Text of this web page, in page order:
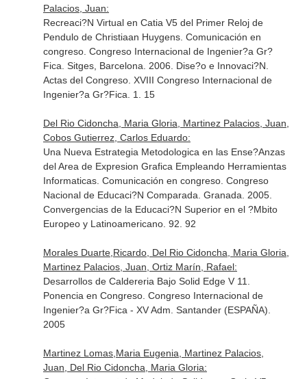
Palacios, Juan:
Recreaci?N Virtual en Catia V5 del Primer Reloj de
Pendulo de Christiaan Huygens. Comunicación en
congreso. Congreso Internacional de Ingenier?a Gr?
Fica. Sitges, Barcelona. 2006. Dise?o e Innovaci?N.
Actas del Congreso. XVIII Congreso Internacional de
Ingenier?a Gr?Fica. 1. 15
Del Rio Cidoncha, Maria Gloria, Martinez Palacios, Juan,
Cobos Gutierrez, Carlos Eduardo:
Una Nueva Estrategia Metodologica en las Ense?Anzas
del Area de Expresion Grafica Empleando Herramientas
Informaticas. Comunicación en congreso. Congreso
Nacional de Educaci?N Comparada. Granada. 2005.
Convergencias de la Educaci?N Superior en el ?Mbito
Europeo y Latinoamericano. 92. 92
Morales Duarte,Ricardo, Del Rio Cidoncha, Maria Gloria,
Martinez Palacios, Juan, Ortiz Marín, Rafael:
Desarrollos de Caldereria Bajo Solid Edge V 11.
Ponencia en Congreso. Congreso Internacional de
Ingenier?a Gr?Fica - XV Adm. Santander (ESPAÑA).
2005
Martinez Lomas,Maria Eugenia, Martinez Palacios,
Juan, Del Rio Cidoncha, Maria Gloria: